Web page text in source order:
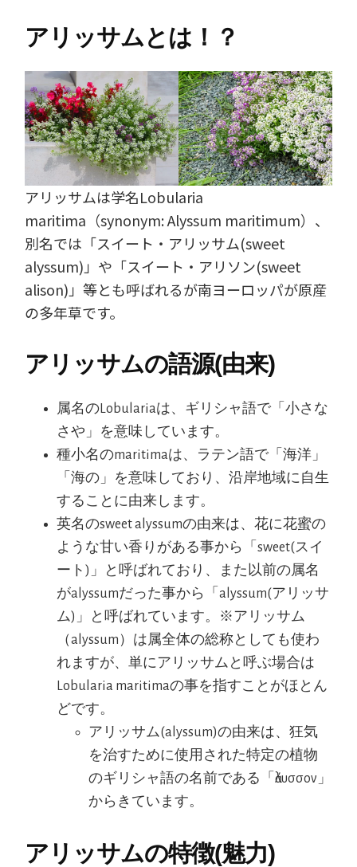
アリッサムとは！？
アリッサムは学名Lobularia
maritima（synonym: Alyssum maritimum）、
別名では「スイート・アリッサム(sweet
alyssum)」や「スイート・アリソン(sweet
alison)」等とも呼ばれるが南ヨーロッパが原産
の多年草です。
アリッサムの語源(由来)
属名のLobulariaは、ギリシャ語で「小さな
さや」を意味しています。
種小名のmaritimaは、ラテン語で「海洋」
「海の」を意味しており、沿岸地域に自生
することに由来します。
英名のsweet alyssumの由来は、花に花蜜の
ような甘い香りがある事から「sweet(スイ
ート)」と呼ばれており、また以前の属名
がalyssumだった事から「alyssum(アリッサ
ム)」と呼ばれています。※アリッサム
（alyssum）は属全体の総称としても使わ
れますが、単にアリッサムと呼ぶ場合は
Lobularia maritimaの事を指すことがほとん
どです。
アリッサム(alyssum)の由来は、狂気
を治すために使用された特定の植物
のギリシャ語の名前である「ἄλυσσον」
からきています。
アリッサムの特徴(魅力)